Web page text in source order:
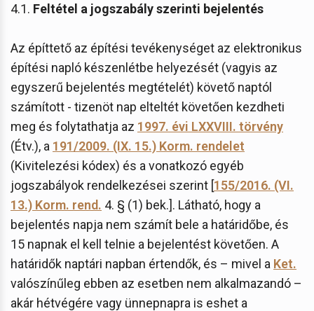
4.1. Feltétel a jogszabály szerinti bejelentés
Az építtető az építési tevékenységet az elektronikus
építési napló készenlétbe helyezését (vagyis az
egyszerű bejelentés megtételét) követő naptól
számított - tizenöt nap elteltét követően kezdheti
meg és folytathatja az 1997. évi LXXVIII. törvény
(Étv.), a 191/2009. (IX. 15.) Korm. rendelet
(Kivitelezési kódex) és a vonatkozó egyéb
jogszabályok rendelkezései szerint [155/2016. (VI.
13.) Korm. rend. 4. § (1) bek.]. Látható, hogy a
bejelentés napja nem számít bele a határidőbe, és
15 napnak el kell telnie a bejelentést követően. A
határidők naptári napban értendők, és – mivel a Ket.
valószínűleg ebben az esetben nem alkalmazandó –
akár hétvégére vagy ünnepnapra is eshet a